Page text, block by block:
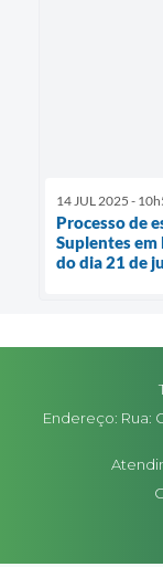
14 JUL 2025 -
Processo de
Suplentes
do dia 21 de
Endereço: Rua: